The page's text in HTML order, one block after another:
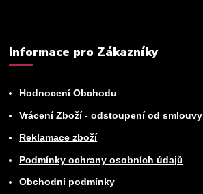
Informace pro Zákazníky
Hodnocení Obchodu
Vrácení Zboží - odstoupení od smlouvy
Reklamace zboží
Podmínky ochrany osobních údajů
Obchodní podmínky